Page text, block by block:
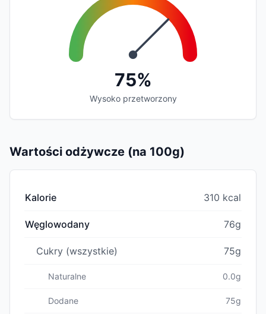
75%
Wysoko przetworzony
Wartości odżywcze (na 100g)
Kalorie 310 kcal
Węglowodany 76g
Cukry (wszystkie) 75g
Naturalne 0.0g
Dodane 75g